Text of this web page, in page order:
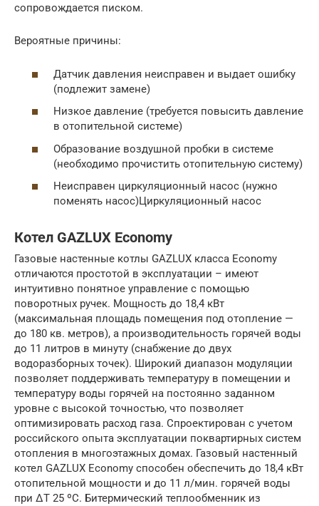
сопровождается писком.
Вероятные причины:
Датчик давления неисправен и выдает ошибку
(подлежит замене)
Низкое давление (требуется повысить давление
в отопительной системе)
Образование воздушной пробки в системе
(необходимо прочистить отопительную систему)
Неисправен циркуляционный насос (нужно
поменять насос)Циркуляционный насос
Котел GAZLUX Economy
Газовые настенные котлы GAZLUX класса Economy
отличаются простотой в эксплуатации – имеют
интуитивно понятное управление с помощью
поворотных ручек. Мощность до 18,4 кВт
(максимальная площадь помещения под отопление —
до 180 кв. метров), а производительность горячей воды
до 11 литров в минуту (снабжение до двух
водоразборных точек). Широкий диапазон модуляции
позволяет поддерживать температуру в помещении и
температуру воды горячей на постоянно заданном
уровне с высокой точностью, что позволяет
оптимизировать расход газа. Спроектирован с учетом
российского опыта эксплуатации поквартирных систем
отопления в многоэтажных домах. Газовый настенный
котел GAZLUX Economy способен обеспечить до 18,4 кВт
отопительной мощности и до 11 л/мин. горячей воды
при ΔТ 25 ºС. Битермический теплообменник из